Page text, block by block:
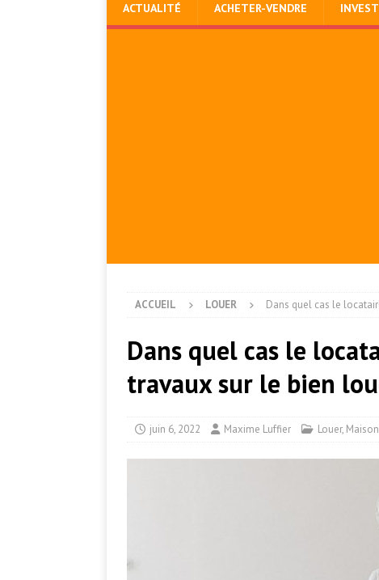
ACTUALITÉ ACHETER-VENDRE
ACCUEIL LOUER Dans quel cas le
Dans quel cas le
travaux sur le bien
juin 6, 2022 Maxime Luffier Louer,